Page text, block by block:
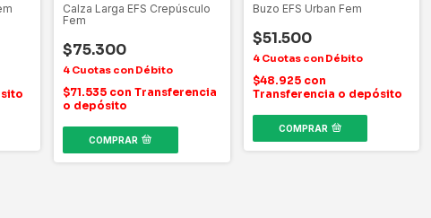
Calza Larga EFS Crepúsculo
Fem
$75.300
$71.535 con Transferencia
o depósito
COMPRAR
Buzo EFS Urban Fem
$51.500
$48.925 con
Transferencia o depósito
COMPRAR